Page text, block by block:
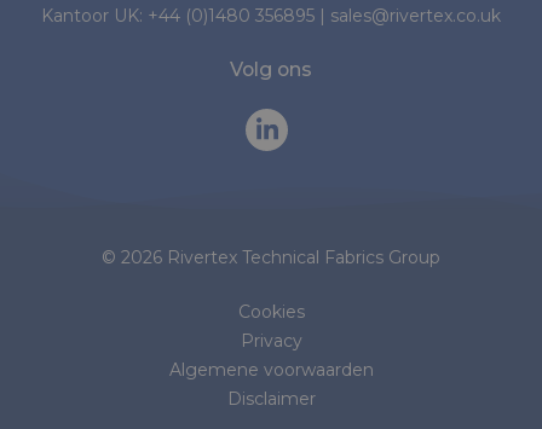
Kantoor UK: +44 (0)1480 356895 sales@rivertex.co.uk
Volg ons
© 2026 Rivertex Technical Fabrics Group
Cookies
Privacy
Algemene voorwaarden
Disclaimer